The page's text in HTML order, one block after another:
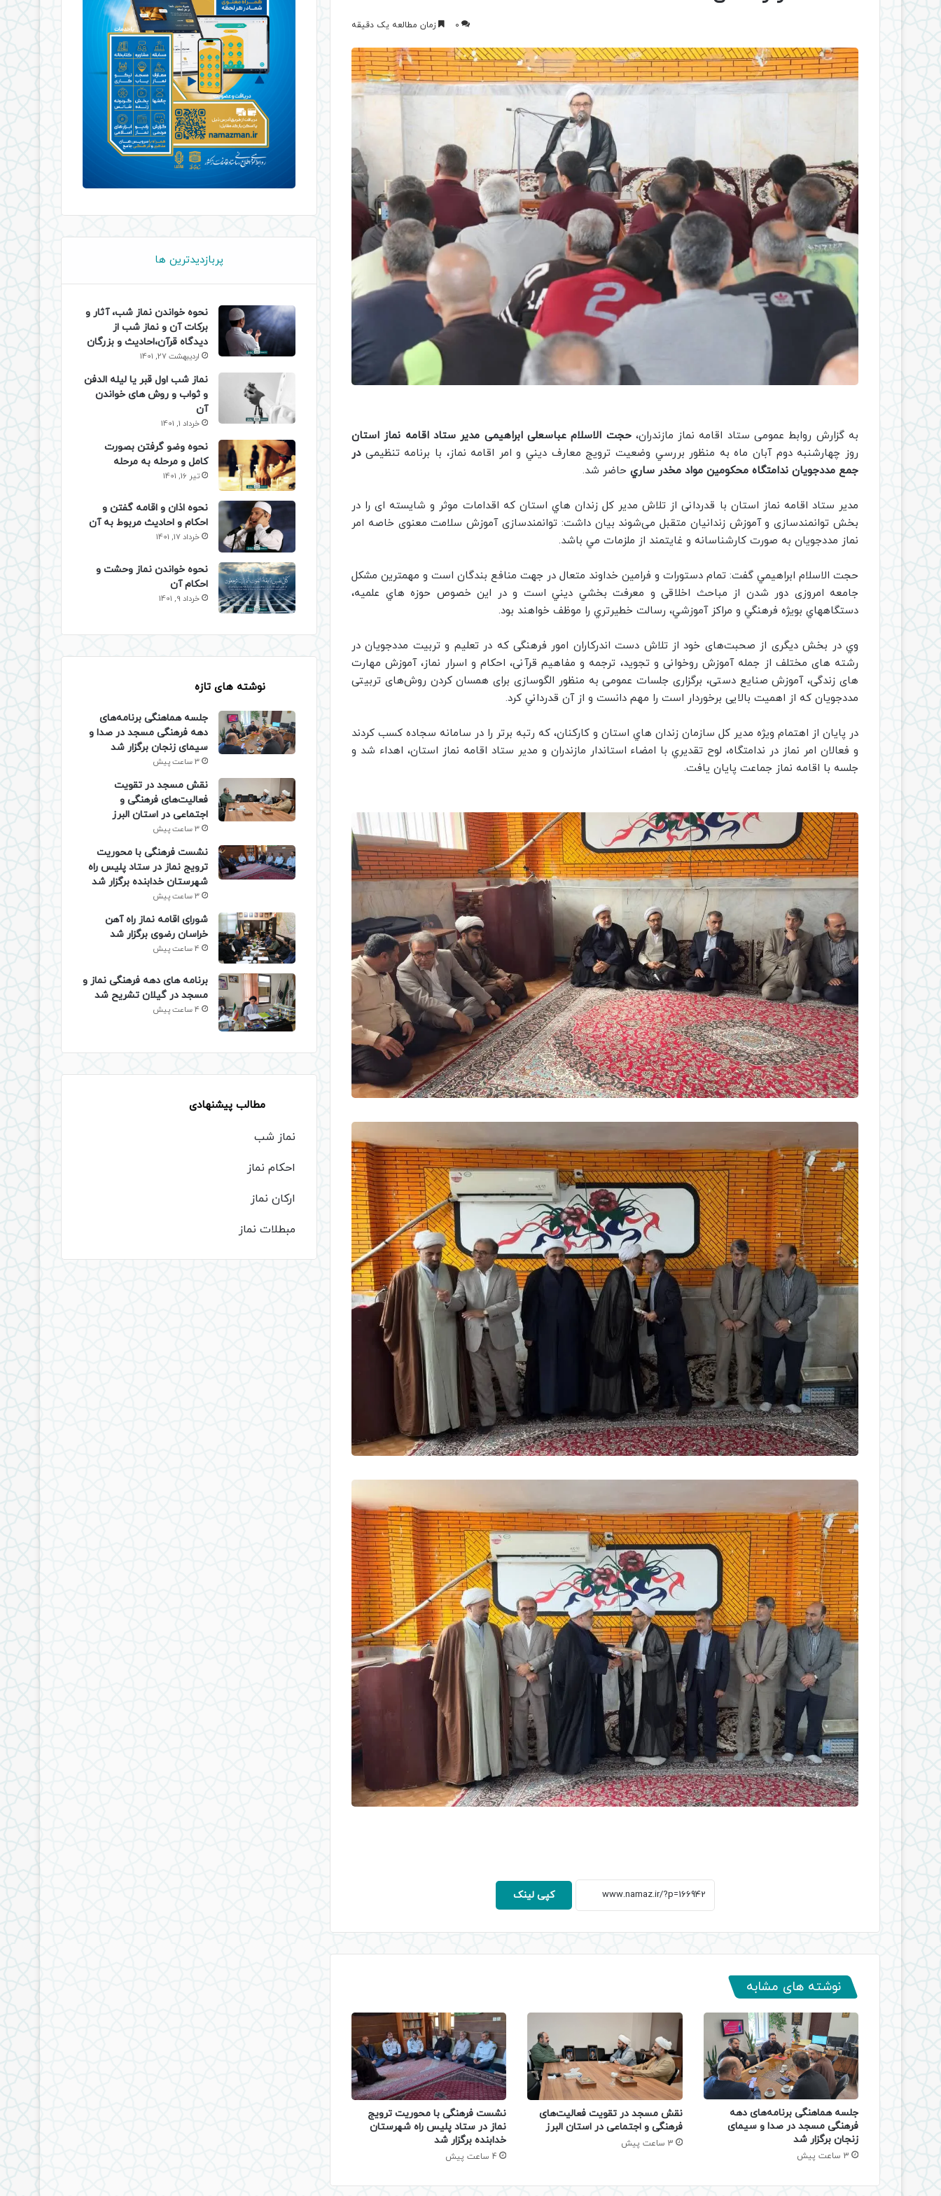
0 زمان مطالعه یک دقیقه
به گزارش روابط عمومی ستاد اقامه نماز مازندران،حجت الاسلام عباسعلی ابراهیمی مدیر ستاد اقامه نماز استان
روز چهارشنبه دوم آبان ماه به منظور بررسي وضعيت ترويج معارف ديني و امر اقامه نماز، با برنامه تنظیمیدر
جمع مددجویان ندامتگاه محكومين مواد مخدر ساري حاضر شد.
مدیر ستاد اقامه نماز استان با قدردانی از تلاش مدير كل زندان هاي استان که اقدامات موثر و شایسته ای را در
بخش توانمندسازی و آموزش زندانیان متقبل می‌شوند بيان داشت: توانمندسازی آموزش سلامت معنوی خاصه امر
نماز مددجویان به صورت كارشناسانه و غايتمند از ملزمات مي باشد.
حجت الاسلام ابراهيمي گفت: تمام دستورات و فرامین خداوند متعال در جهت منافع بندگان است و مهمترین مشکل
جامعه امروزی دور شدن از مباحث اخلاقی و معرفت بخشي ديني است و در اين خصوص حوزه هاي علميه،
دستگاههاي بويژه فرهنگي و مراكز آموزشي، رسالت خطيرتري را موظف خواهند بود.
وي در بخش دیگری از صحبت‌های خود از تلاش دست اندرکاران امور فرهنگی که در تعلیم و تربیت مددجویان در
رشته های مختلف از جمله آموزش روخوانی و تجوید، ترجمه و مفاهیم قرآنی، احکام و اسرار نماز، آموزش مهارت
های زندگی، آموزش صنایع دستی، برگزاری جلسات عمومی به منظور الگوسازی برای همسان کردن روش‌های تربیتی
مددجویان که از اهمیت بالایی برخوردار است را مهم دانست و از آن قدرداني كرد.
در پايان از اهتمام ويژه مدير كل سازمان زندان هاي استان و كاركنان، كه رتبه برتر را در سامانه سجاده كسب كردند
و فعالان امر نماز در ندامتگاه، لوح تقديري با امضاء استاندار مازندران و مدير ستاد اقامه نماز استان، اهداء شد و
جلسه با اقامه نماز جماعت پايان يافت.
کپی لینک
نوشته های مشابه
جلسه هماهنگی برنامه‌های دهه
فرهنگی مسجد در صدا و سیمای
زنجان برگزار شد
3 ساعت پیش
نقش مسجد در تقویت فعالیت‌های
فرهنگی و اجتماعی در استان البرز
3 ساعت پیش
نشست فرهنگی با محوریت ترویج
نماز در ستاد پلیس راه شهرستان
خدابنده برگزار شد
4 ساعت پیش
پربازدیدترین ها
نحوه خواندن نماز شب، آثار و
برکات آن و نماز شب از
دیدگاه قرآن،احادیث و بزرگان
اردیبهشت 27, 1401
نماز شب اول قبر یا لیله الدفن
و ثواب و روش های خواندن
آن
خرداد 1, 1401
نحوه وضو گرفتن بصورت
کامل و مرحله به مرحله
تیر 16, 1401
نحوه اذان و اقامه گفتن و
احکام و احادیث مربوط به آن
خرداد 17, 1401
نحوه خواندن نماز وحشت و
احکام آن
خرداد 9, 1401
نوشته های تازه
جلسه هماهنگی برنامه‌های
دهه فرهنگی مسجد در صدا و
سیمای زنجان برگزار شد
3 ساعت پیش
نقش مسجد در تقویت
فعالیت‌های فرهنگی و
اجتماعی در استان البرز
3 ساعت پیش
نشست فرهنگی با محوریت
ترویج نماز در ستاد پلیس راه
شهرستان خدابنده برگزار شد
3 ساعت پیش
شورای اقامه نماز راه آهن
خراسان رضوی برگزار شد
4 ساعت پیش
برنامه های دهه فرهنگی نماز و
مسجد در گیلان تشریح شد
4 ساعت پیش
مطالب پیشنهادی
نماز شب
احکام نماز
ارکان نماز
مبطلات نماز